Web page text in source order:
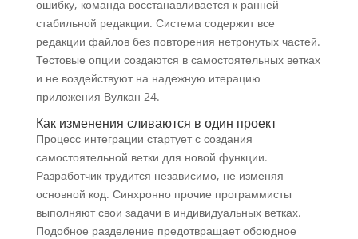
ошибку, команда восстанавливается к ранней
стабильной редакции. Система содержит все
редакции файлов без повторения нетронутых частей.
Тестовые опции создаются в самостоятельных ветках
и не воздействуют на надежную итерацию
приложения Вулкан 24.
Как изменения сливаются в один проект
Процесс интеграции стартует с создания
самостоятельной ветки для новой функции.
Разработчик трудится независимо, не изменяя
основной код. Синхронно прочие программисты
выполняют свои задачи в индивидуальных ветках.
Подобное разделение предотвращает обоюдное